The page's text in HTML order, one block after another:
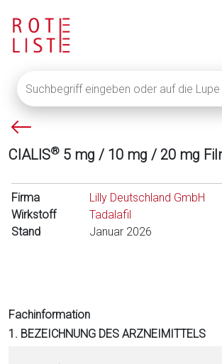
eingeben
oder
auf
die
Lupe
klicken,
um
alle
Fachinformationen
P
e
l
l
i
CIALIS® 5 mg / 10 mg / 20 mg
Firma
Lilly Deutschland GmbH
Wirkstoff
Tadalafil
Stand
Januar 2026
Fachinformation
1. BEZEICHNUNG DES ARZNEIMITTELS